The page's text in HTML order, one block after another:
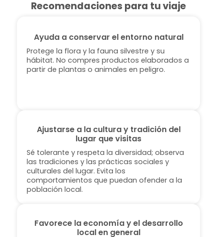
Recomendaciones para tu viaje
Ayuda a conservar el entorno natural
Protege la flora y la fauna silvestre y su
hábitat. No compres productos elaborados a
partir de plantas o animales en peligro.
Ajustarse a la cultura y tradición del
lugar que visitas
Sé tolerante y respeta la diversidad; observa
las tradiciones y las prácticas sociales y
culturales del lugar. Evita los
comportamientos que puedan ofender a la
población local.
Favorece la economía y el desarrollo
local en general